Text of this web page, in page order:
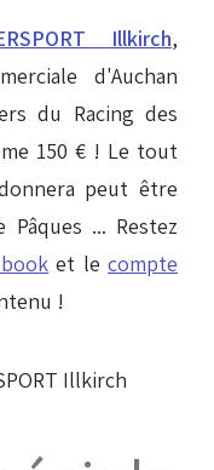
Illkirch,
d'Auchan
du Racing des
150 € ! Le tout
peut être
... Restez
et lecompte
!